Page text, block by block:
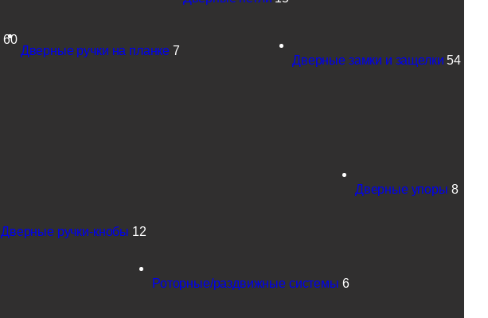
60
Дверные ручки на планке 7
Дверные замки и защелки 54
Дверные ручки-кнобы 12
Роторные/раздвижные системы 6
Дверные упоры 8